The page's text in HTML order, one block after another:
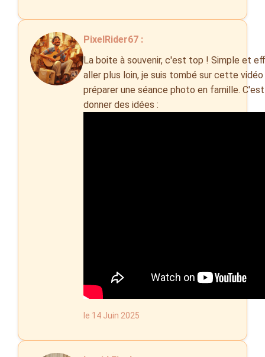
PixelRider67 :
La boite à souvenir, c'est top ! Simple et
aller plus loin, je suis tombé sur cette
préparer une séance photo en famille.
donner des idées :
le 14 Juin 2025